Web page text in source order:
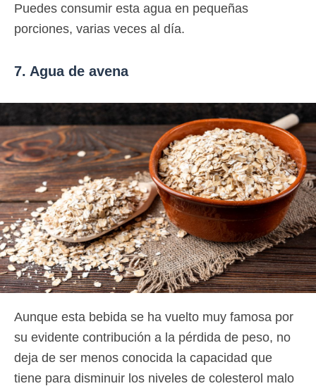
Puedes consumir esta agua en pequeñas
porciones, varias veces al día.
7. Agua de avena
Aunque esta bebida se ha vuelto muy famosa por
su evidente contribución a la pérdida de peso, no
deja de ser menos conocida la capacidad que
tiene para disminuir los niveles de colesterol malo